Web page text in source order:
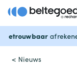
Binnen 30
< Nieuws